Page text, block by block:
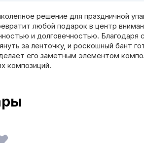
решение для праздничной
любой подарок в центр
и долговечностью. Благодаря
за ленточку, и роскошный бант
его заметным элементом
композиций.